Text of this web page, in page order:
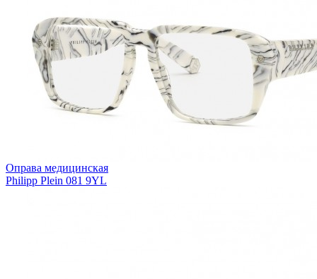
Оправа медицинская
Philipp Plein 081 9YL